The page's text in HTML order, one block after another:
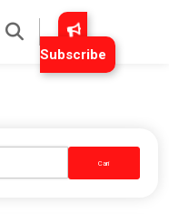
Subscribe